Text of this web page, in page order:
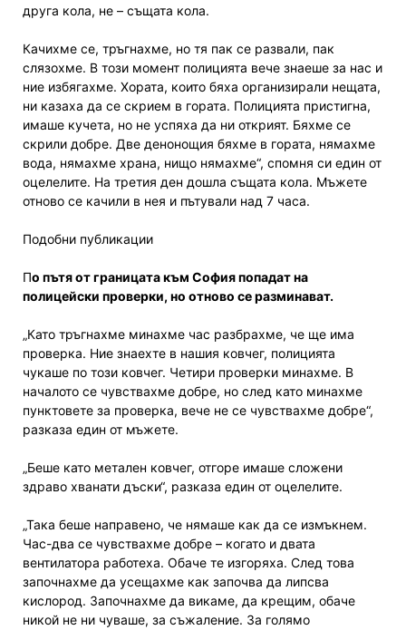
друга кола, не – същата кола.
Качихме се, тръгнахме, но тя пак се развали, пак
слязохме. В този момент полицията вече знаеше за нас и
ние избягахме. Хората, които бяха организирали нещата,
ни казаха да се скрием в гората. Полицията пристигна,
имаше кучета, но не успяха да ни открият. Бяхме се
скрили добре. Две денонощия бяхме в гората, нямахме
вода, нямахме храна, нищо нямахме“, спомня си един от
оцелелите. На третия ден дошла същата кола. Мъжете
отново се качили в нея и пътували над 7 часа.
Подобни публикации
По пътя от границата към София попадат на
полицейски проверки, но отново се разминават.
„Като тръгнахме минахме час разбрахме, че ще има
проверка. Ние знаехте в нашия ковчег, полицията
чукаше по този ковчег. Четири проверки минахме. В
началото се чувствахме добре, но след като минахме
пунктовете за проверка, вече не се чувствахме добре“,
разказа един от мъжете.
„Беше като метален ковчег, отгоре имаше сложени
здраво хванати дъски“, разказа един от оцелелите.
„Така беше направено, че нямаше как да се измъкнем.
Час-два се чувствахме добре – когато и двата
вентилатора работеха. Обаче те изгоряха. След това
започнахме да усещахме как започва да липсва
кислород. Започнахме да викаме, да крещим, обаче
никой не ни чуваше, за съжаление. За голямо